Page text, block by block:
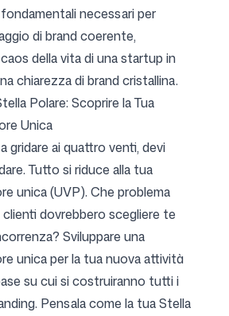
necessari per
di brand coerente,
della vita di una startup in
chiarezza di brand cristallina.
Polare: Scoprire la Tua
Unica
gridare ai quattro venti, devi
Tutto si riduce alla tua
unica (UVP). Che problema
dovrebbero scegliere te
Sviluppare una
unica per la tua nuova attività
su cui si costruiranno tutti i
Pensala come la tua Stella